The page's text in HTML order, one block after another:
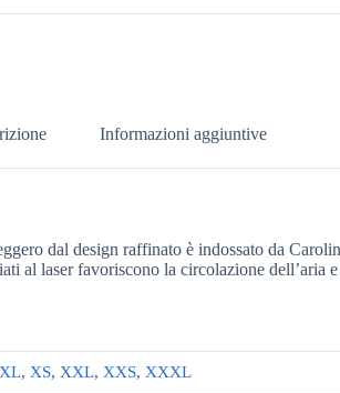
Informazioni aggiuntive
dal design raffinato è indossato da
al laser favoriscono la circolazione dell’aria
XL, XS, XXL, XXS, XXXL